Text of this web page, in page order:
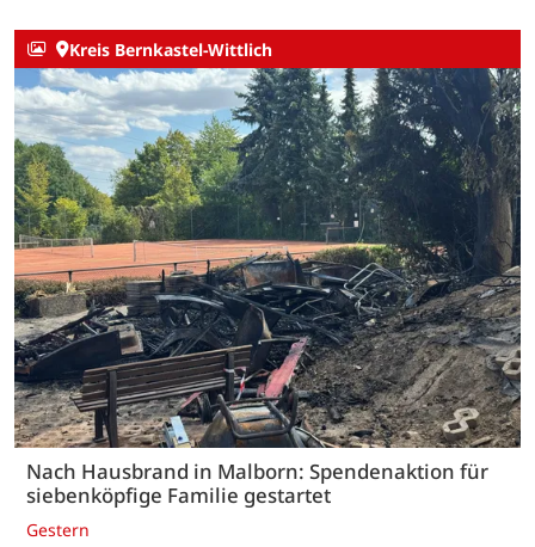
Kreis Bernkastel-Wittlich
Nach Hausbrand in Malborn: Spendenaktion für
siebenköpfige Familie gestartet
Gestern